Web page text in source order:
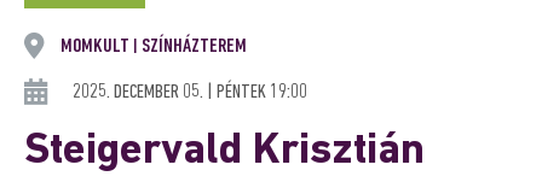
MOMKULT SZÍNHÁZTEREM
2025. DECEMBER 05. | PÉNTEK 19:00
Steigervald Krisztián